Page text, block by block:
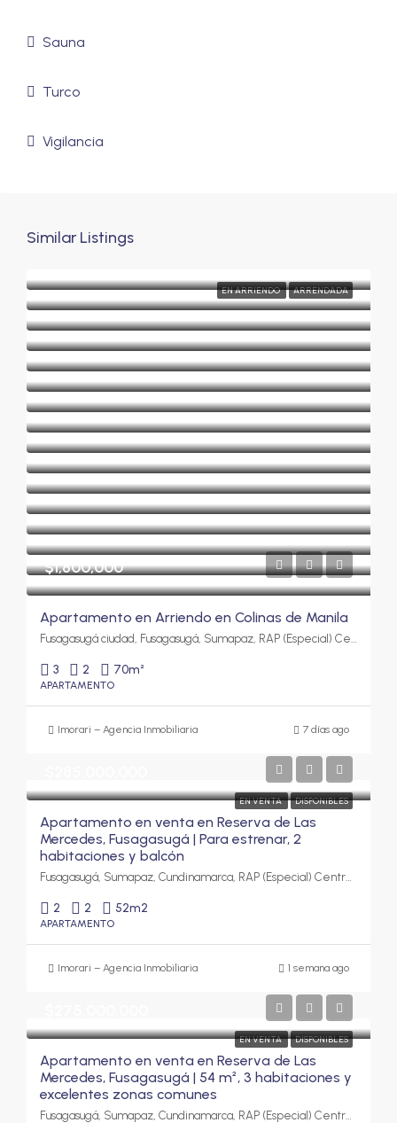
Sauna
Turco
Vigilancia
Similar Listings
EN ARRIENDO ARRENDADA
$1,800,000
Apartamento en Arriendo en Colinas de Manila
Fusagasugá ciudad, Fusagasugá, Sumapaz, RAP (Especial) Central, 252212, Colombia
3 2 70m²
APARTAMENTO
Imorari – Agencia Inmobiliaria 7 días ago
EN VENTA DISPONIBLES
Apartamento en venta en Reserva de Las
Mercedes, Fusagasugá | Para estrenar, 2
habitaciones y balcón
Fusagasugá, Sumapaz, Cundinamarca, RAP (Especial) Central, Colombia
2 2 52m2
APARTAMENTO
Imorari – Agencia Inmobiliaria 1 semana ago
EN VENTA DISPONIBLES
Apartamento en venta en Reserva de Las
Mercedes, Fusagasugá | 54 m², 3 habitaciones y
excelentes zonas comunes
Fusagasugá, Sumapaz, Cundinamarca, RAP (Especial) Central, Colombia